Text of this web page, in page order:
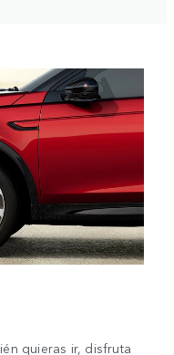
quieras ir, disfruta